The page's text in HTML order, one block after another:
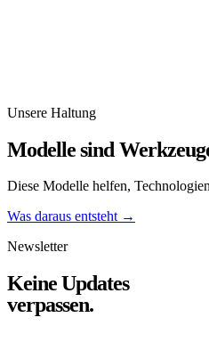
Unsere Haltung
Modelle sind
Diese Modelle helfen,
Was daraus entsteht →
Newsletter
Keine Updates
verpassen.